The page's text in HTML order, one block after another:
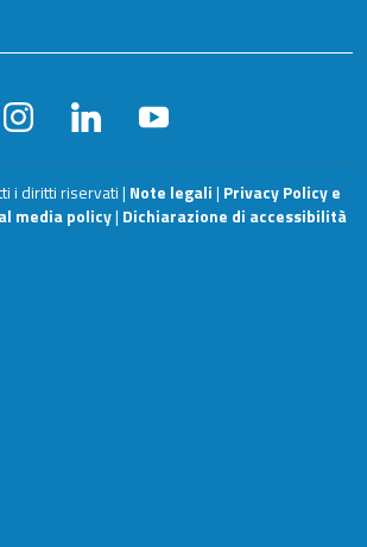
i diritti riservati | Note legali | Privacy Policy e
media policy| Dichiarazione di accessibilità